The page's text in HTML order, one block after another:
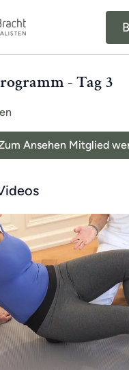
- Tag 3
Ansehen Mitglied